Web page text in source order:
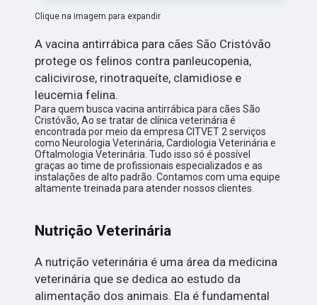
Clique na imagem para expandir
A vacina antirrábica para cães São Cristóvão
protege os felinos contra panleucopenia,
calicivirose, rinotraqueíte, clamidiose e
leucemia felina.
Para quem busca vacina antirrábica para cães São
Cristóvão, Ao se tratar de clínica veterinária é
encontrada por meio da empresa CITVET 2 serviços
como Neurologia Veterinária, Cardiologia Veterinária e
Oftalmologia Veterinária. Tudo isso só é possível
graças ao time de profissionais especializados e as
instalações de alto padrão. Contamos com uma equipe
altamente treinada para atender nossos clientes.
Nutrição Veterinária
A nutrição veterinária é uma área da medicina
veterinária que se dedica ao estudo da
alimentação dos animais. Ela é fundamental